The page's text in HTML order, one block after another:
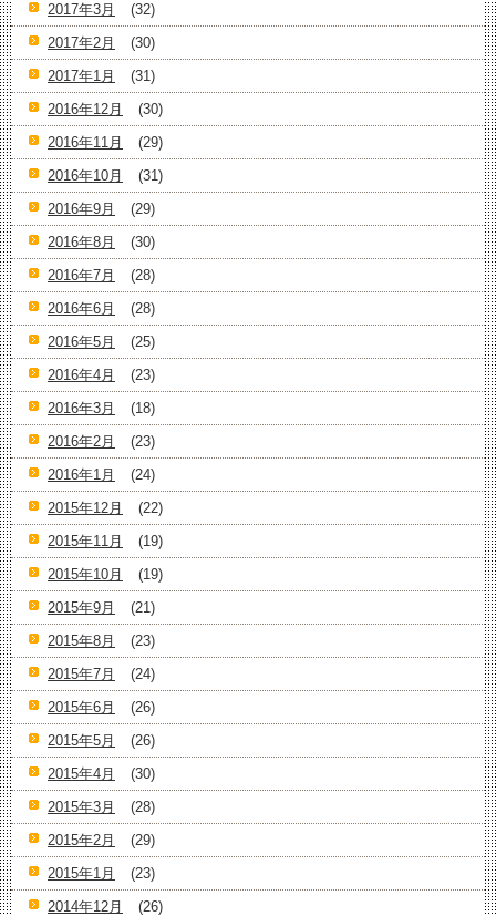
2017年3月
(32)
2017年2月
(30)
2017年1月
(31)
2016年12月
(30)
2016年11月
(29)
2016年10月
(31)
2016年9月
(29)
2016年8月
(30)
2016年7月
(28)
2016年6月
(28)
2016年5月
(25)
2016年4月
(23)
2016年3月
(18)
2016年2月
(23)
2016年1月
(24)
2015年12月
(22)
2015年11月
(19)
2015年10月
(19)
2015年9月
(21)
2015年8月
(23)
2015年7月
(24)
2015年6月
(26)
2015年5月
(26)
2015年4月
(30)
2015年3月
(28)
2015年2月
(29)
2015年1月
(23)
2014年12月
(26)